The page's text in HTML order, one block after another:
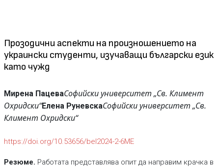
Прозодични аспекти на произношението на
украински студенти, изучаващи български език
като чужд
Мирена ПацеваСофийски университет „Св. Климент
Охридски“Елена РуневскаСофийски университет „Св.
Климент Охридски“
https://doi.org/10.53656/bel2024-2-6МЕ
Резюме. Работата представлява опит да направим крачка в